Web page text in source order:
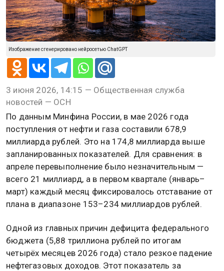
Изображение сгенерировано нейросетью ChatGPT
3 июня 2026, 14:15 — Общественная служба
новостей — ОСН
По данным Минфина России, в мае 2026 года
поступления от нефти и газа составили 678,9
миллиарда рублей. Это на 174,8 миллиарда выше
запланированных показателей. Для сравнения: в
апреле перевыполнение было незначительным —
всего 21 миллиард, а в первом квартале (январь–
март) каждый месяц фиксировалось отставание от
плана в диапазоне 153–234 миллиардов рублей.
Одной из главных причин дефицита федерального
бюджета (5,88 триллиона рублей по итогам
четырёх месяцев 2026 года) стало резкое падение
нефтегазовых доходов. Этот показатель за